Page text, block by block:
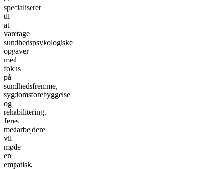
specialiseret
til
at
varetage
sundhedspsykologiske
opgaver
med
fokus
på
sundhedsfremme,
sygdomsforebyggelse
og
rehabilitering.
Jeres
medarbejdere
vil
møde
en
empatisk,